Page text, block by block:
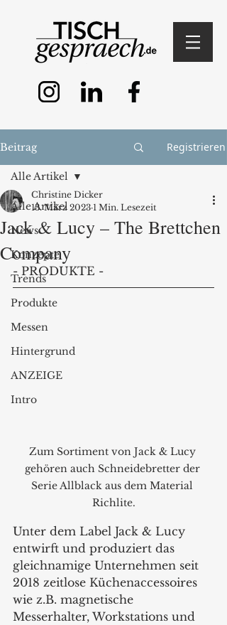
Beitrag Registrieren
Alle Artikel
News
Konzepte
Trends
Produkte
Messen
Hintergrund
ANZEIGE
Intro
Alle Artikel
Jack & Lucy – The Brettchen
Company
Christine Dicker
13. März 2023 1 Min. Lesezeit
- PRODUKTE -
Zum Sortiment von Jack & Lucy
gehören auch Schneidebretter der
Serie Allblack aus dem Material
Richlite.
Unter dem Label Jack & Lucy
entwirft und produziert das
gleichnamige Unternehmen seit
2018 zeitlose Küchenaccessoires
wie z.B. magnetische
Messerhalter, Workstations und